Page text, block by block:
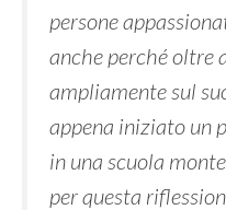
persone
anche perché oltre
ampliamente sul
appena iniziato un
in una scuola
per questa